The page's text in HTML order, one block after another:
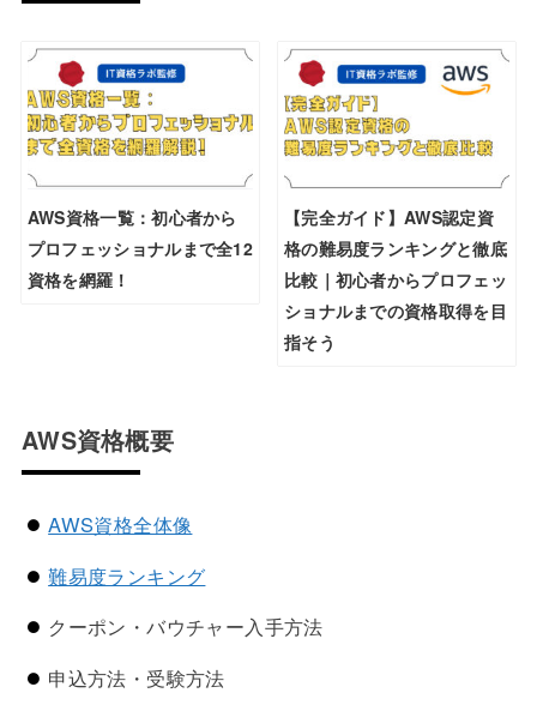
AWS資格一覧：初心者から
プロフェッショナルまで全12
資格を網羅！
【完全ガイド】AWS認定資
格の難易度ランキングと徹底
比較｜初心者からプロフェッ
ショナルまでの資格取得を目
指そう
AWS資格概要
AWS資格全体像
難易度ランキング
クーポン・バウチャー入手方法
申込方法・受験方法